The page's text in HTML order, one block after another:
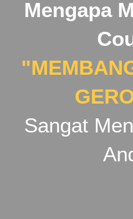
Mengapa
Sangat